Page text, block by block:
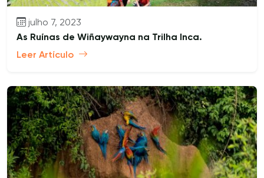
julho 7, 2023
As Ruínas de Wiñaywayna na Trilha Inca.
Leer Artículo